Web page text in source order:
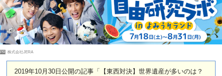
PR 株式会社JERA
2019年10月30日公開の記事「【東西対決】世界遺産が多いのは？